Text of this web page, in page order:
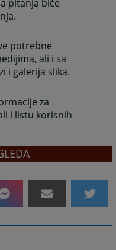
pitanja biće
potrebne
ali i sa
i galerija slika.
za
i listu korisnih